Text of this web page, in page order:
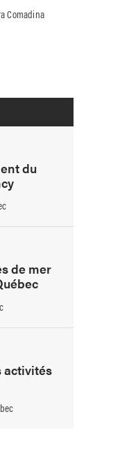
Comadina
du
de mer
activités